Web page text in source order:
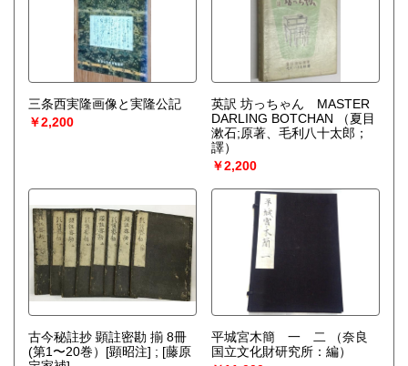
三条西実隆画像と実隆公記
￥2,200
英訳 坊っちゃん MASTER
DARLING BOTCHAN
（夏目
漱石;原著、毛利八十太郎；
譯）
￥2,200
古今秘註抄 顕註密勘 揃 8冊
(第1〜20巻）[顕昭注] ; [藤原
平城宮木簡 一 二
（奈良
国立文化財研究所：編）